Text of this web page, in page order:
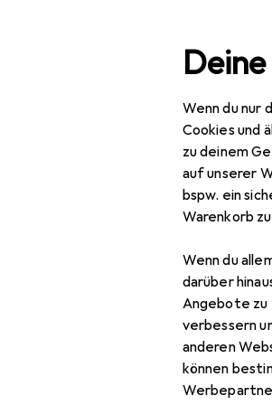
Wenn du nur
Cookies und
zu deinem
auf unserer
bspw. ein
Warenkorb
Wenn du
darüber
Angebote zu
verbessern
anderen
können
Navigation nach Kategorien
Filterkaffeemaschine